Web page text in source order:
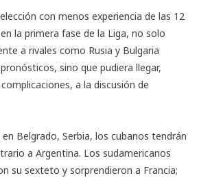
con menos experiencia de las 12
la primera fase de la Liga, no solo
a rivales como Rusia y Bulgaria
sino que pudiera llegar,
a la discusión de
Belgrado, Serbia, los cubanos tendrán
a Argentina. Los sudamericanos
su sexteto y sorprendieron a Francia;